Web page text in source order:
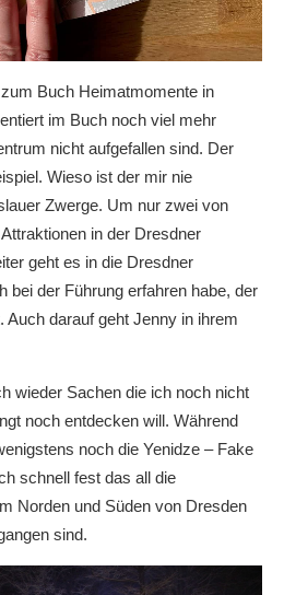
Buch Heimatmomente in
im Buch noch viel mehr
nicht aufgefallen sind. Der
Wieso ist der mir nie
Zwerge. Um nur zwei von
in der Dresdner
geht es in die Dresdner
bei der Führung erfahren habe, der
Auch darauf geht Jenny in ihrem
wieder Sachen die ich noch nicht
noch entdecken will. Während
noch die Yenidze – Fake
schnell fest das all die
Norden und Süden von Dresden
sind.